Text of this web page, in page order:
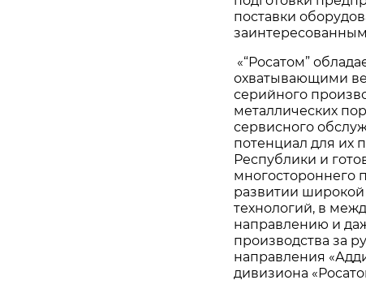
поставки
«“Росатом”
охватывающими
серийного
металлических
сервисного
потенциал для их
Республики и
многостороннего
развитии
технологий, в
направлению и
производства за
направления
дивизиона